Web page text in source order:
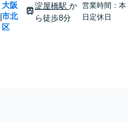
|
大阪
市北
区
淀屋橋駅 か
ら徒歩8分
営業時間：本
日定休日